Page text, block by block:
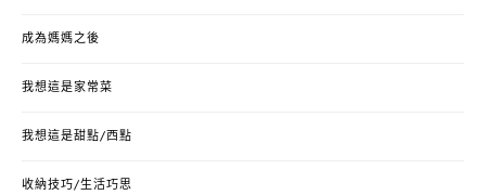
成為媽媽之後
我想這是家常菜
我想這是甜點/西點
收納技巧/生活巧思